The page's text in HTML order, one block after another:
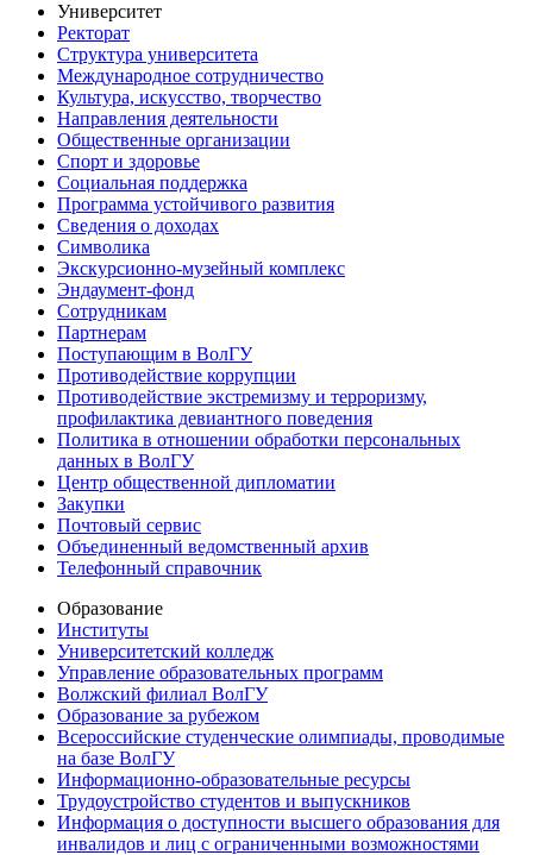
Университет
Ректорат
Структура университета
Международное сотрудничество
Культура, искусство, творчество
Направления деятельности
Общественные организации
Спорт и здоровье
Социальная поддержка
Программа устойчивого развития
Сведения о доходах
Символика
Экскурсионно-музейный комплекс
Эндаумент-фонд
Сотрудникам
Партнерам
Поступающим в ВолГУ
Противодействие коррупции
Противодействие экстремизму и терроризму,
профилактика девиантного поведения
Политика в отношении обработки персональных
данных в ВолГУ
Центр общественной дипломатии
Закупки
Почтовый сервис
Объединенный ведомственный архив
Телефонный справочник
Образование
Институты
Университетский колледж
Управление образовательных программ
Волжский филиал ВолГУ
Образование за рубежом
Всероссийские студенческие олимпиады, проводимые
на базе ВолГУ
Информационно-образовательные ресурсы
Трудоустройство студентов и выпускников
Информация о доступности высшего образования для
инвалидов и лиц с ограниченными возможностями